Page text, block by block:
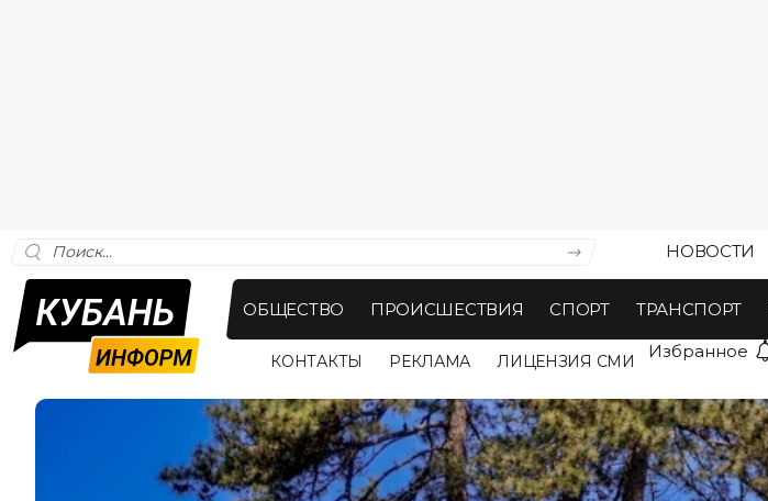
НОВОСТИ
ОБЩЕСТВО ПРОИСШЕСТВИЯ СПОРТ ТРАНСПОРТ
КОНТАКТЫ РЕКЛАМА ЛИЦЕНЗИЯ СМИ Избранное